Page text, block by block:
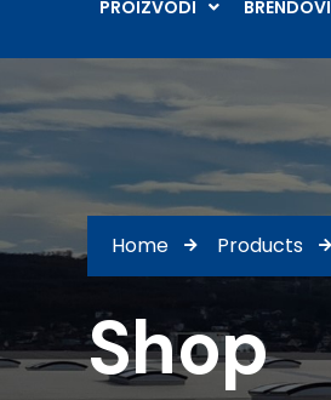
PROIZVODI BRENDOVI
Home Products
Shop